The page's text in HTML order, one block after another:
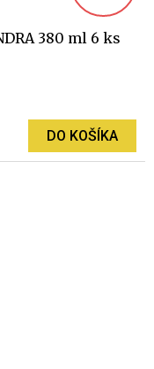
380 ml 6 ks
DO KOŠÍKA